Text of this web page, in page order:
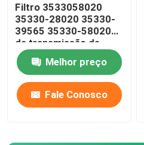
Filtro 3533058020
35330-28020 35330-
39565 35330-58020
da transmissão de
K114 K115 Toyota
Melhor preço
Fale Conosco